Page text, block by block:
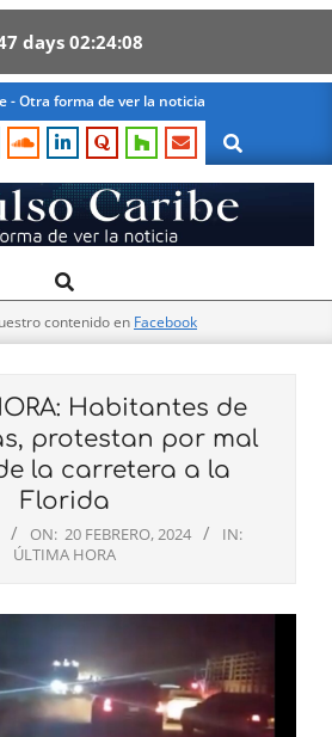
days 02 24 08
- Otra forma de ver la noticia
Search
Search
contenido en Facebook
Habitantes de
protestan por mal
la carretera a la
Florida
ON: 20 FEBRERO, 2024
IN:
ÚLTIMA HORA